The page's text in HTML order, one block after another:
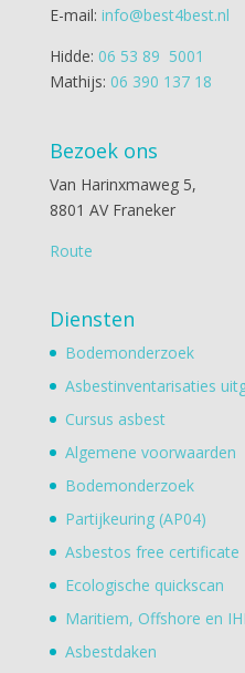
E-mail: info@best4best.nl
Hidde: 06 53 89 5001
Mathijs: 06 390 137 18
Bezoek ons
Van Harinxmaweg 5,
8801 AV Franeker
Route
Diensten
Bodemonderzoek
Asbestinventarisaties
Cursus asbest
Algemene voorwaarden
Bodemonderzoek
Partijkeuring (AP04)
Asbestos free certificate
Ecologische quickscan
Maritiem, Offshore en
Asbestdaken